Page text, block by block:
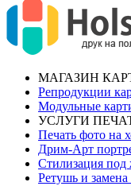
МАГАЗИН
Репродукции
Модульные
УСЛУГИ
Печать фото на
Дрим-Арт
Стилизация под
Ретушь и замена